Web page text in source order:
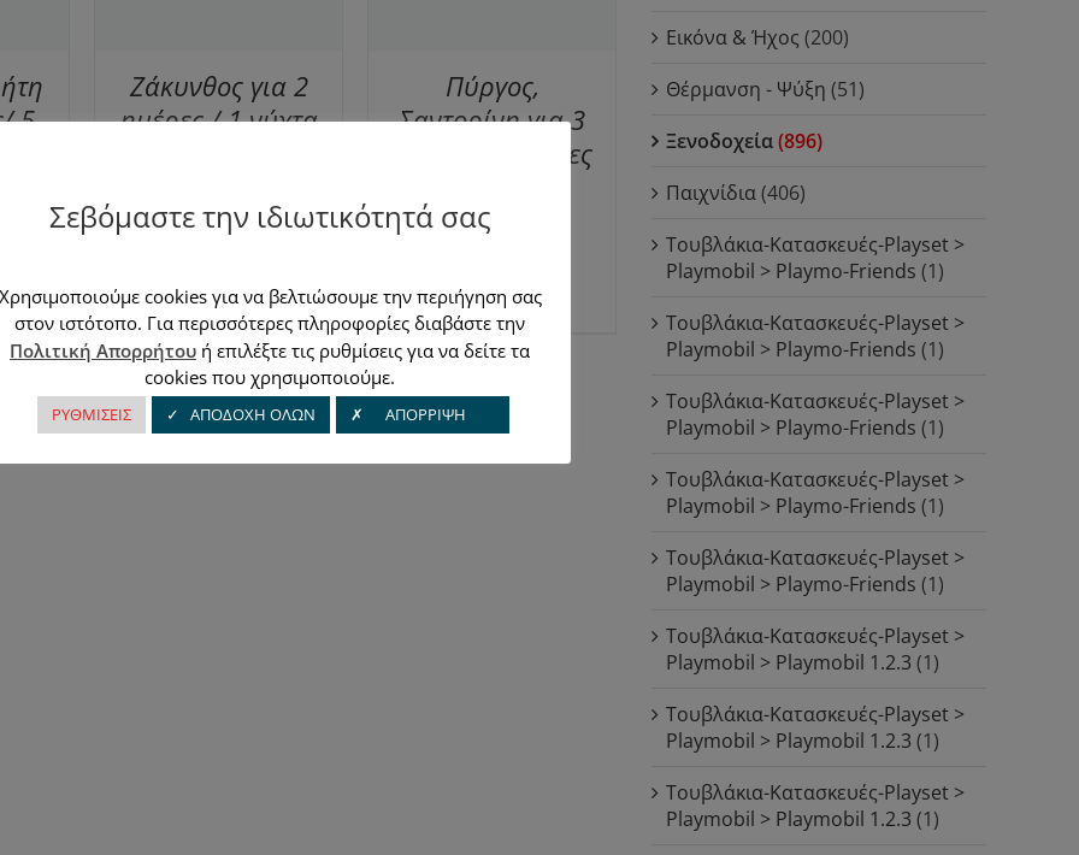
5
4
Ζάκυνθος για 2
ημέρες / 1 νύχτα
Πύργος,
Σαντορίνη για 3
Μέρες / 2 Νύχτες
Εικόνα & Ήχος (200)
Θέρμανση - Ψύξη (51)
Ξενοδοχεία(896)
Παιχνίδια(406)
Τουβλάκια-Κατασκευές-Playset >
Playmobil > Playmo-Friends (1)
Τουβλάκια-Κατασκευές-Playset >
Playmobil > Playmo-Friends (1)
Τουβλάκια-Κατασκευές-Playset >
Playmobil > Playmo-Friends (1)
Τουβλάκια-Κατασκευές-Playset >
Playmobil > Playmo-Friends (1)
Τουβλάκια-Κατασκευές-Playset >
Playmobil > Playmo-Friends (1)
Τουβλάκια-Κατασκευές-Playset >
Playmobil > Playmobil 1.2.3 (1)
Τουβλάκια-Κατασκευές-Playset >
Playmobil > Playmobil 1.2.3 (1)
Τουβλάκια-Κατασκευές-Playset >
Playmobil > Playmobil 1.2.3 (1)
Σεβόμαστε την ιδιωτικότητά σας
Χρησιμοποιούμε cookies για να βελτιώσουμε την περιήγηση σας
στον ιστότοπο. Για περισσότερες πληροφορίες διαβάστε την
Πολιτική Απορρήτου ή επιλέξτε τις ρυθμίσεις για να δείτε τα
cookies που χρησιμοποιούμε.
ΡΥΘΜΙΣΕΙΣ ✓ ΑΠΟΔΟΧΗ ΟΛΩΝ ✗ ΑΠΟΡΡΙΨΗ